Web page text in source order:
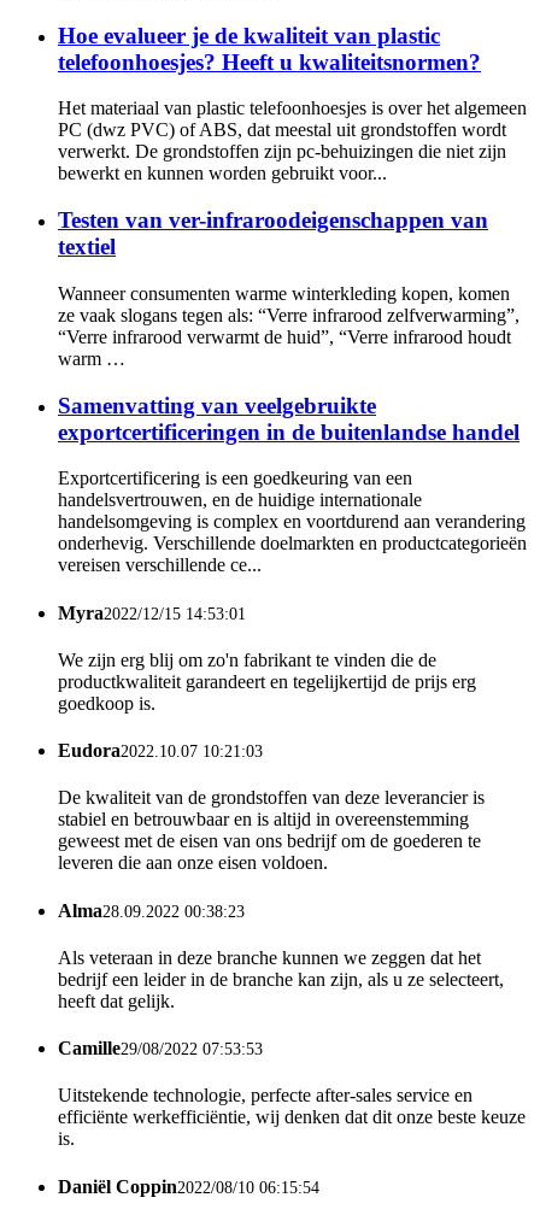
Hoe evalueer je de kwaliteit van plastic
telefoonhoesjes? Heeft u kwaliteitsnormen?
Het materiaal van plastic telefoonhoesjes is over het algemeen
PC (dwz PVC) of ABS, dat meestal uit grondstoffen wordt
verwerkt. De grondstoffen zijn pc-behuizingen die niet zijn
bewerkt en kunnen worden gebruikt voor...
Testen van ver-infraroodeigenschappen van
textiel
Wanneer consumenten warme winterkleding kopen, komen
ze vaak slogans tegen als: “Verre infrarood zelfverwarming”,
“Verre infrarood verwarmt de huid”, “Verre infrarood houdt
warm …
Samenvatting van veelgebruikte
exportcertificeringen in de buitenlandse handel
Exportcertificering is een goedkeuring van een
handelsvertrouwen, en de huidige internationale
handelsomgeving is complex en voortdurend aan verandering
onderhevig. Verschillende doelmarkten en productcategorieën
vereisen verschillende ce...
Myra2022/12/15 14:53:01
We zijn erg blij om zo'n fabrikant te vinden die de
productkwaliteit garandeert en tegelijkertijd de prijs erg
goedkoop is.
Eudora2022.10.07 10:21:03
De kwaliteit van de grondstoffen van deze leverancier is
stabiel en betrouwbaar en is altijd in overeenstemming
geweest met de eisen van ons bedrijf om de goederen te
leveren die aan onze eisen voldoen.
Alma28.09.2022 00:38:23
Als veteraan in deze branche kunnen we zeggen dat het
bedrijf een leider in de branche kan zijn, als u ze selecteert,
heeft dat gelijk.
Camille29/08/2022 07:53:53
Uitstekende technologie, perfecte after-sales service en
efficiënte werkefficiëntie, wij denken dat dit onze beste keuze
is.
Daniël Coppin2022/08/10 06:15:54